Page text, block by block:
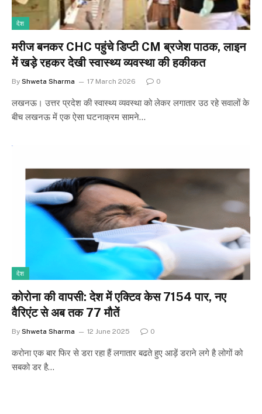
देश
मरीज बनकर CHC पहुंचे डिप्टी CM ब्रजेश पाठक, लाइन
में खड़े रहकर देखी स्वास्थ्य व्यवस्था की हकीकत
By Shweta Sharma 17 March 2026 0
लखनऊ। उत्तर प्रदेश की स्वास्थ्य व्यवस्था को लेकर लगातार उठ रहे सवालों के
बीच लखनऊ में एक ऐसा घटनाक्रम सामने…
देश
कोरोना की वापसी: देश में एक्टिव केस 7154 पार, नए
वैरिएंट से अब तक 77 मौतें
By Shweta Sharma 12 June 2025 0
करोना एक बार फिर से डरा रहा हैं लगातार बढते हुए आड़ें डराने लगे है लोगों को
सबको डर है…